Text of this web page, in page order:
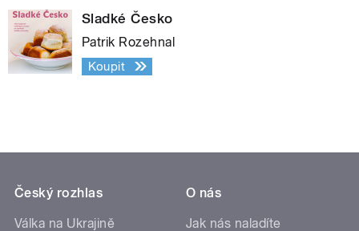
Sladké Česko
Patrik Rozehnal
Koupit
Český rozhlas
Válka na Ukrajině
O nás
Jak nás naladíte